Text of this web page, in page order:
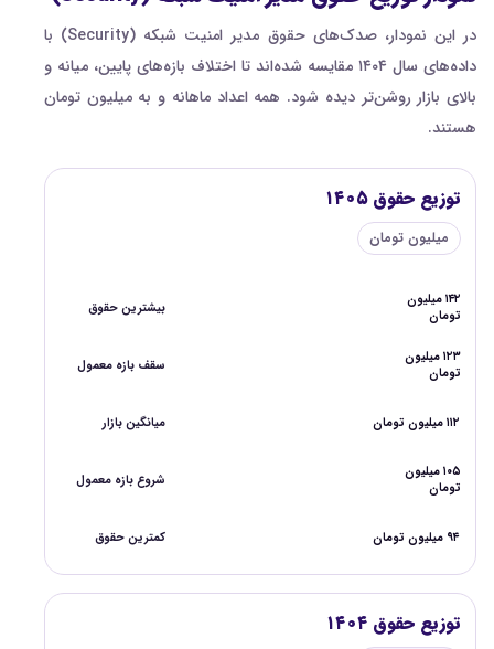
در این نمودار، صدک‌های حقوق مدیر امنیت شبکه (Security) با
داده‌های سال ۱۴۰۴ مقایسه شده‌اند تا اختلاف بازه‌های پایین، میانه و
بالای بازار روشن‌تر دیده شود. همه اعداد ماهانه و به میلیون تومان
هستند.
توزیع حقوق ۱۴۰۵
میلیون تومان
بیشترین حقوق
۱۴۲ میلیون
تومان
سقف بازه معمول
۱۲۳ میلیون
تومان
میانگین بازار ۱۱۲ میلیون تومان
شروع بازه معمول
۱۰۵ میلیون
تومان
کمترین حقوق ۹۴ میلیون تومان
توزیع حقوق ۱۴۰۴